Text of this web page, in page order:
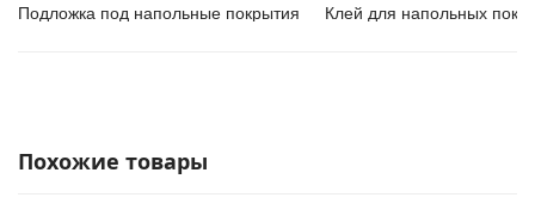
Подложка под напольные покрытия Клей для напольных
Похожие товары